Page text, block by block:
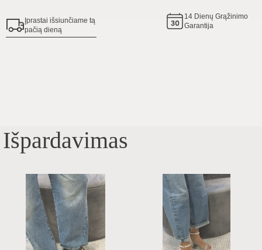
Įprastai išsiunčiame tą
pačią dieną
14 Dienų Grąžinimo
Garantija
Išpardavimas